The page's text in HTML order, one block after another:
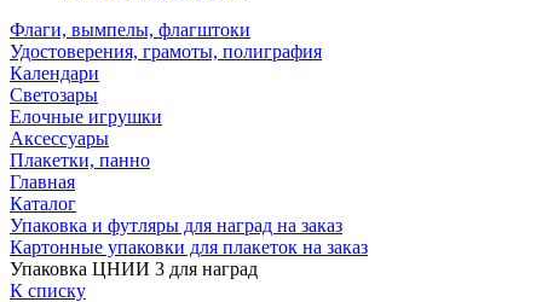
Флаги, вымпелы, флагштоки
Удостоверения, грамоты, полиграфия
Календари
Светозары
Елочные игрушки
Аксессуары
Плакетки, панно
Главная
Каталог
Упаковка и футляры для наград на заказ
Картонные упаковки для плакеток на заказ
Упаковка ЦНИИ 3 для наград
К списку